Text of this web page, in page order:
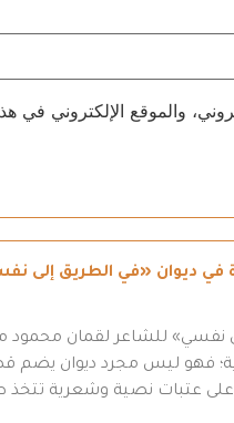
والموقع الإلكتروني في
في ديوان «في الطريق
للشاعر لقمان محمود
فهو ليس مجرد ديوان يضم
على عتبات نصية وشعرية